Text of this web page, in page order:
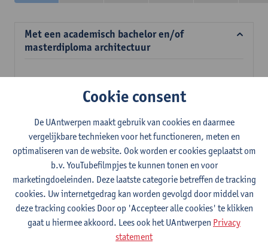
Met een academisch bachelor en/of
masterdiploma architectuur
Verplichte opleidingsonderdelen
Meubelconstructie en ergonomie
2E SEM
3studiepunten
Lesgever(s):
Inge Somers Ann Coen
Stefan Dherdt
Jan Jacobs
Mens en ruimte
2E SEM
3studiepunten
Lesgever(s):
Margo Annemans Gustaaf Cornelis
Cookie consent
De UAntwerpen maakt gebruik van cookies en daarmee
vergelijkbare technieken voor het functioneren, meten en
optimaliseren van de website. Ook worden er cookies geplaatst om
b.v. YouTubefilmpjes te kunnen tonen en voor
marketingdoeleinden. Deze laatste categorie betreffen de tracking
cookies. Uw internetgedrag kan worden gevolgd door middel van
deze tracking cookies Door op 'Accepteer alle cookies' te klikken
gaat u hiermee akkoord. Lees ook het UAntwerpen Privacy
statement